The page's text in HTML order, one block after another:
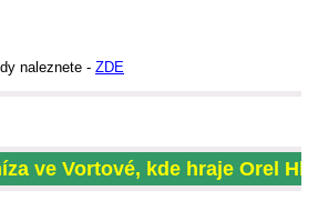
naleznete - ZDE
ve Vortové, kde hraje Orel